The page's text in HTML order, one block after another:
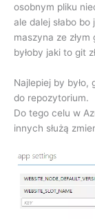
osobnym pliku
ale dalej słabo bo
maszyna ze
byłoby jaki to git
Najlepiej by
do repozytorium.
Do tego celu w
innych służą